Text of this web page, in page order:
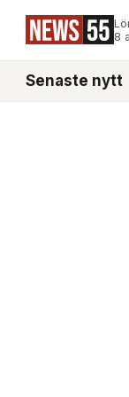
8
Senaste nytt